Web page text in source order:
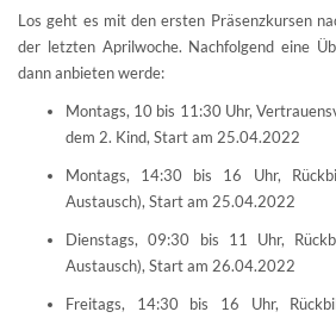
Los geht es mit den ersten Präsenzkursen
der letzten Aprilwoche. Nachfolgend eine
dann anbieten werde:
Montags, 10 bis 11:30 Uhr,
dem 2. Kind, Start am 25.04.2022
Montags, 14:30 bis 16 Uhr,
Austausch), Start am 25.04.2022
Dienstags, 09:30 bis 11 Uhr,
Austausch), Start am 26.04.2022
Freitags, 14:30 bis 16 Uhr,